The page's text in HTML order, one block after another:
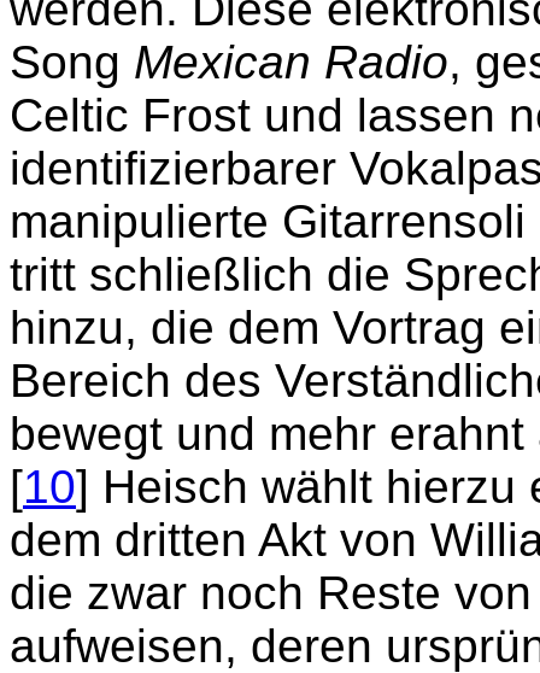
Song Mexican Radio,
Celtic Frost und lassen
identifizierbarer
manipulierte
tritt schließlich die
hinzu, die dem Vortrag
Bereich des
bewegt und mehr
[10] Heisch wählt hierzu
dem dritten Akt von
die zwar noch Reste
aufweisen, deren